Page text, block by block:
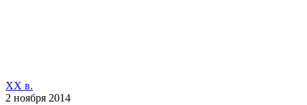
XX в.
2 ноября 2014